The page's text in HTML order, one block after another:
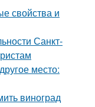
свойства и
Санкт-
место:
виноград